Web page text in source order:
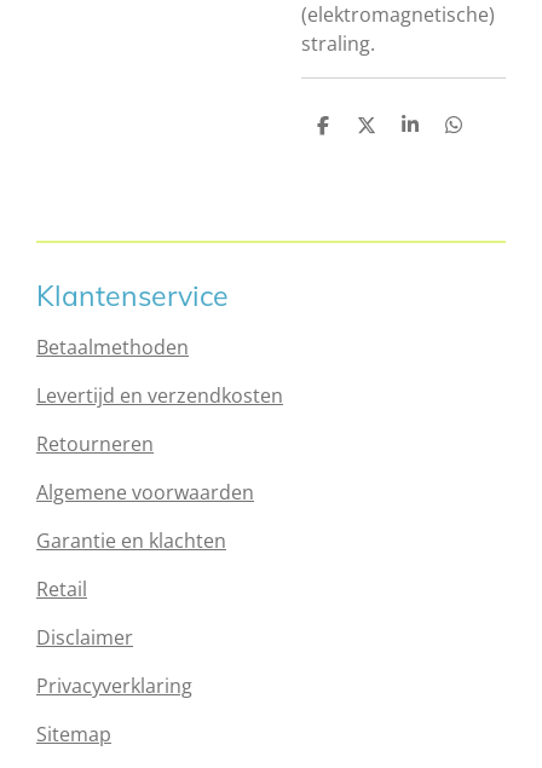
(elektromagnetische)
straling.
D
D
S
D
Klantenservice
Betaalmethoden
Levertijd en verzendkosten
Retourneren
Algemene voorwaarden
Garantie en klachten
Retail
Disclaimer
Privacyverklaring
Sitemap